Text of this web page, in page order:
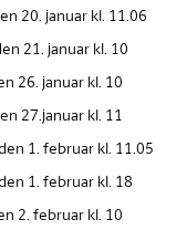
20. januar kl. 11.06
21. januar kl. 10
26. januar kl. 10
27.januar kl. 11
1. februar kl. 11.05
1. februar kl. 18
2. februar kl. 10